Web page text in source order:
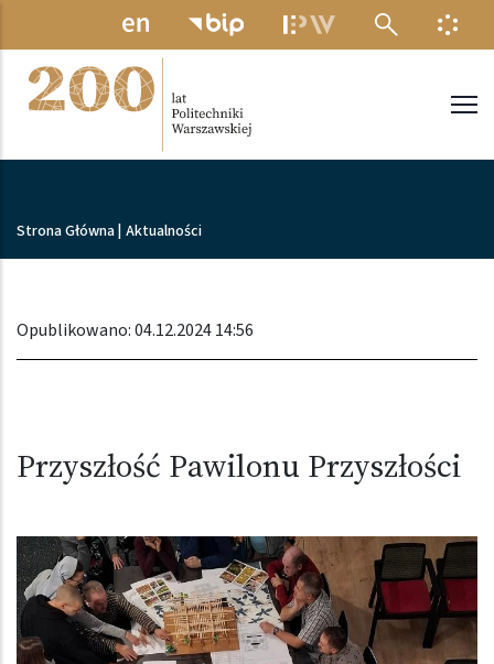
Przejdź do treści
MENU
Ścieżka nawigacyjna
Strona Główna Aktualności
Opublikowano: 04.12.2024 14:56
Przyszłość Pawilonu Przyszłości
Obraz (old)